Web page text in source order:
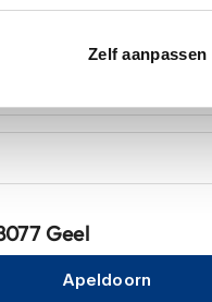
Zelf aanpassen
Geel
Apeldoorn